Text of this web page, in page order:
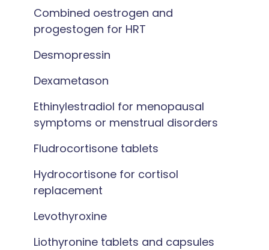
Combined oestrogen and
progestogen for HRT
Desmopressin
Dexametason
Ethinylestradiol for menopausal
symptoms or menstrual disorders
Fludrocortisone tablets
Hydrocortisone for cortisol
replacement
Levothyroxine
Liothyronine tablets and capsules